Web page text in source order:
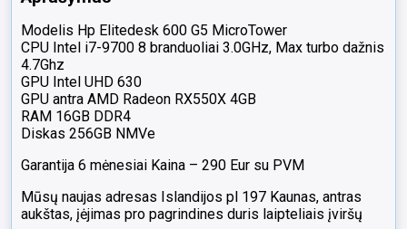
Modelis Hp Elitedesk 600 G5 MicroTower
CPU Intel i7-9700 8 branduoliai 3.0GHz, Max turbo dažnis
4.7Ghz
GPU Intel UHD 630
GPU antra AMD Radeon RX550X 4GB
RAM 16GB DDR4
Diskas 256GB NMVe
Garantija 6 mėnesiai Kaina – 290 Eur su PVM
Mūsų naujas adresas Islandijos pl 197 Kaunas, antras
aukštas, įėjimas pro pagrindines duris laipteliais įviršų